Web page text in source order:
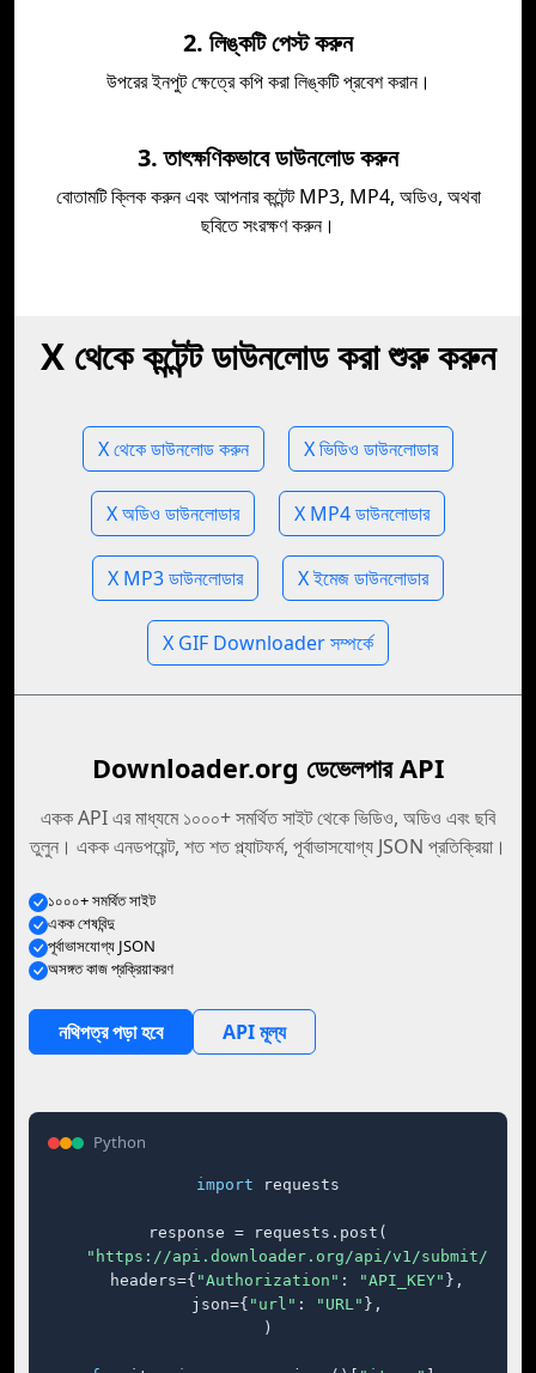
2. লিঙ্কটি পেস্ট করুন
উপরের ইনপুট ক্ষেত্রে কপি করা লিঙ্কটি প্রবেশ করান।
3. তাৎক্ষণিকভাবে ডাউনলোড করুন
বোতামটি ক্লিক করুন এবং আপনার কন্টেন্ট MP3, MP4, অডিও, অথবা
ছবিতে সংরক্ষণ করুন।
X থেকে কন্টেন্ট ডাউনলোড করা শুরু করুন
X থেকে ডাউনলোড করুন X ভিডিও ডাউনলোডার
X অডিও ডাউনলোডার X MP4 ডাউনলোডার
X MP3 ডাউনলোডার X ইমেজ ডাউনলোডার
X GIF Downloader সম্পর্কে
Downloader.org ডেভেলপার API
একক API এর মাধ্যমে ১০০০+ সমর্থিত সাইট থেকে ভিডিও, অডিও এবং ছবি
তুলুন। একক এনডপয়েন্ট, শত শত প্ল্যাটফর্ম, পূর্বাভাসযোগ্য JSON প্রতিক্রিয়া।
১০০০+ সমর্থিত সাইট
একক শেষবিন্দু
পূর্বাভাসযোগ্য JSON
অসঙ্গত কাজ প্রক্রিয়াকরণ
নথিপত্র পড়া হবে API মূল্য
Python
import requests
response = requests.post(
"https://api.downloader.org/api/v1/submit/"
    headers={
"Authorization" : "API_KEY" },
    json={
"url" : "URL" },
)